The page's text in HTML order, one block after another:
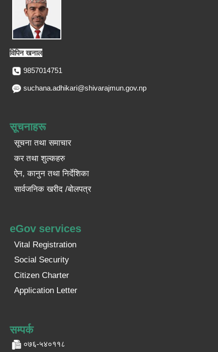
विपिन खनाल
9857014751
suchana.adhikari@shivarajmun.gov.np
सूचनाहरू
सूचना तथा समाचार
कर तथा शुल्कहरु
ऐन, कानुन तथा निर्देशिका
सार्वजनिक खरीद /बोलपत्र
eGov services
Vital Registration
Social Security
Citizen Charter
Application Letter
सम्पर्क
०७६-५४०११८